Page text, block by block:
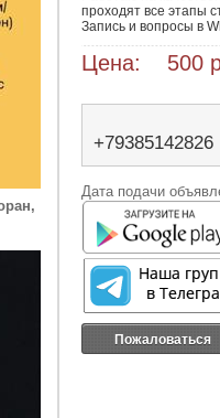
проходят все этапы
Запись и вопросы в
Цена: 500
+79385142826
Дата подачи
Пожаловаться